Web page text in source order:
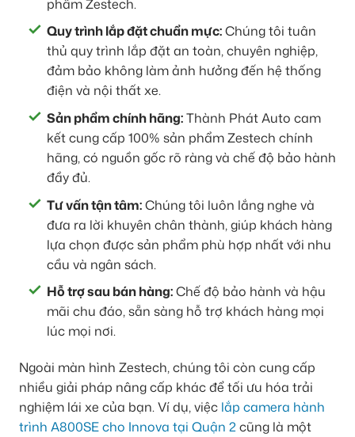
phẩm Zestech.
Quy trình lắp đặt chuẩn mực:Chúng tôi tuân
thủ quy trình lắp đặt an toàn, chuyên nghiệp,
đảm bảo không làm ảnh hưởng đến hệ thống
điện và nội thất xe.
Sản phẩm chính hãng:Thành Phát Auto cam
kết cung cấp 100% sản phẩm Zestech chính
hãng, có nguồn gốc rõ ràng và chế độ bảo hành
đầy đủ.
Tư vấn tận tâm:Chúng tôi luôn lắng nghe và
đưa ra lời khuyên chân thành, giúp khách hàng
lựa chọn được sản phẩm phù hợp nhất với nhu
cầu và ngân sách.
Hỗ trợ sau bán hàng:Chế độ bảo hành và hậu
mãi chu đáo, sẵn sàng hỗ trợ khách hàng mọi
lúc mọi nơi.
Ngoài màn hình Zestech, chúng tôi còn cung cấp
nhiều giải pháp nâng cấp khác để tối ưu hóa trải
nghiệm lái xe của bạn. Ví dụ, việc lắp camera hành
trình A800SE cho Innova tại Quận 2cũng là một